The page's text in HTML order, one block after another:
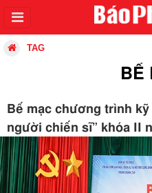
TAG
BẾ
Bế mạc chương trình
người chiến sĩ” khóa II